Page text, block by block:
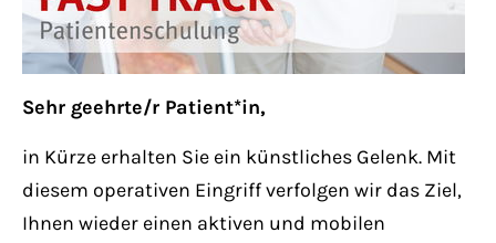
24h/ 365days
We offer support for our customers
Get in touch
Sehr geehrte/r Patient*in,
in Kürze erhalten Sie ein künstliches Gelenk. Mit
diesem operativen Eingriff verfolgen wir das Ziel,
Ihnen wieder einen aktiven und mobilen